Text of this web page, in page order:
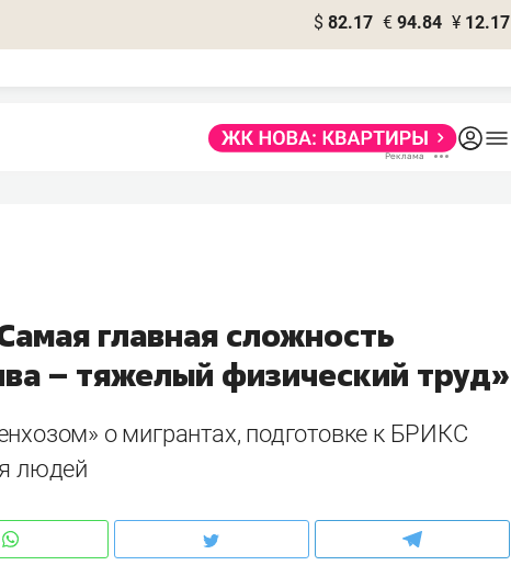
$ 82.17 € 94.84 ¥ 12.17
главная сложность
– тяжелый физический труд»
о мигрантах, подготовке к БРИКС
людей